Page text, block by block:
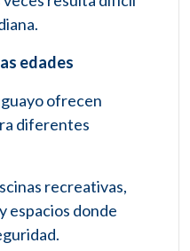
edades
ofrecen
diferentes
recreativas,
espacios donde